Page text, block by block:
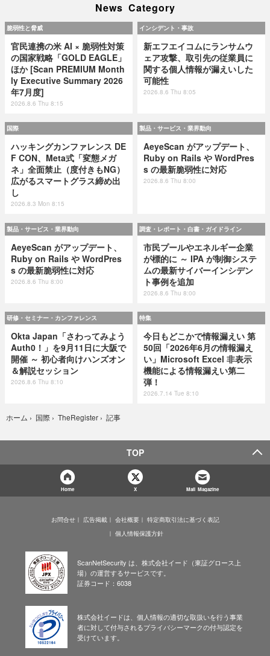
News Category
脆弱性と脅威
官民連携の米 AI × 脆弱性対策
の国家戦略「GOLD EAGLE」
ほか [Scan PREMIUM Month
ly Executive Summary 2026
年7月度]
2026.8.6 Thu 8:15
インシデント・事故
新エフエイコムにランサムウ
ェア攻撃、取引先の従業員に
関する個人情報が漏えいした
可能性
2026.8.6 Thu 8:05
国際
ハッキングカンファレンス DE
F CON、Meta式「変態メガ
ネ」全面禁止（度付きもNG）
広がるスマートグラス締め出
し
2026.8.3 Mon 8:15
製品・サービス・業界動向
AeyeScan がアップデート、
Ruby on Rails や WordPres
s の最新脆弱性に対応
2026.8.6 Thu 8:00
製品・サービス・業界動向
AeyeScan がアップデート、
Ruby on Rails や WordPres
s の最新脆弱性に対応
2026.8.6 Thu 8:00
調査・レポート・白書・ガイドライン
市民プールやエネルギー企業
が標的に ～ IPA が制御システ
ムの最新サイバーインシデン
ト事例を追加
2026.8.6 Thu 8:00
研修・セミナー・カンファレンス
Okta Japan「さわってみよう
Auth0！」を9月11日に大阪で
開催 ～ 初心者向けハンズオン
＆解説セッション
2026.8.6 Thu 8:10
特集
今日もどこかで情報漏えい 第
50回「2026年6月の情報漏え
い」Microsoft Excel 非表示
機能による情報漏えい第二
弾！
2026.7.14 Tue 8:10
ホーム › 国際 › TheRegister › 記事
TOP
Home X Mail Magazine
お問合せ 広告掲載 会社概要
特定商取引法に基づく表記
個人情報保護方針
ScanNetSecurity は、株式会社イード（東証グロース上
場）の運営するサービスです。
証券コード：6038
株式会社イードは、個人情報の適切な取扱いを行う事業
者に対して付与されるプライバシーマークの付与認定を
受けています。